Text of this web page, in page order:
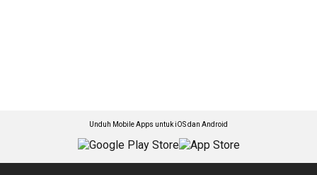
Unduh Mobile Apps untuk iOS dan Android